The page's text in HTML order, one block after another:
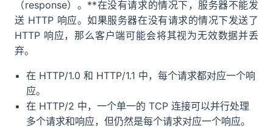
（response）。**在没有请求的情况下，服务器不能发
送 HTTP 响应。如果服务器在没有请求的情况下发送了
HTTP 响应，那么客户端可能会将其视为无效数据并丢
弃。
在 HTTP/1.0 和 HTTP/1.1 中，每个请求都对应一个响
应。
在 HTTP/2 中，一个单一的 TCP 连接可以并行处理
多个请求和响应，但仍然是每个请求对应一个响应。